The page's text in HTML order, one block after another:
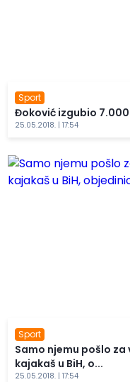
Sport
Đoković izgubio
25.05.2018. | 17:54
Sport
Samo njemu pošlo
kajakaš u BiH, o...
25.05.2018. | 17:54